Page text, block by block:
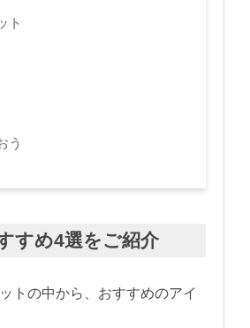
ト
う
すめ4選をご紹介
トの中から、おすすめのアイ